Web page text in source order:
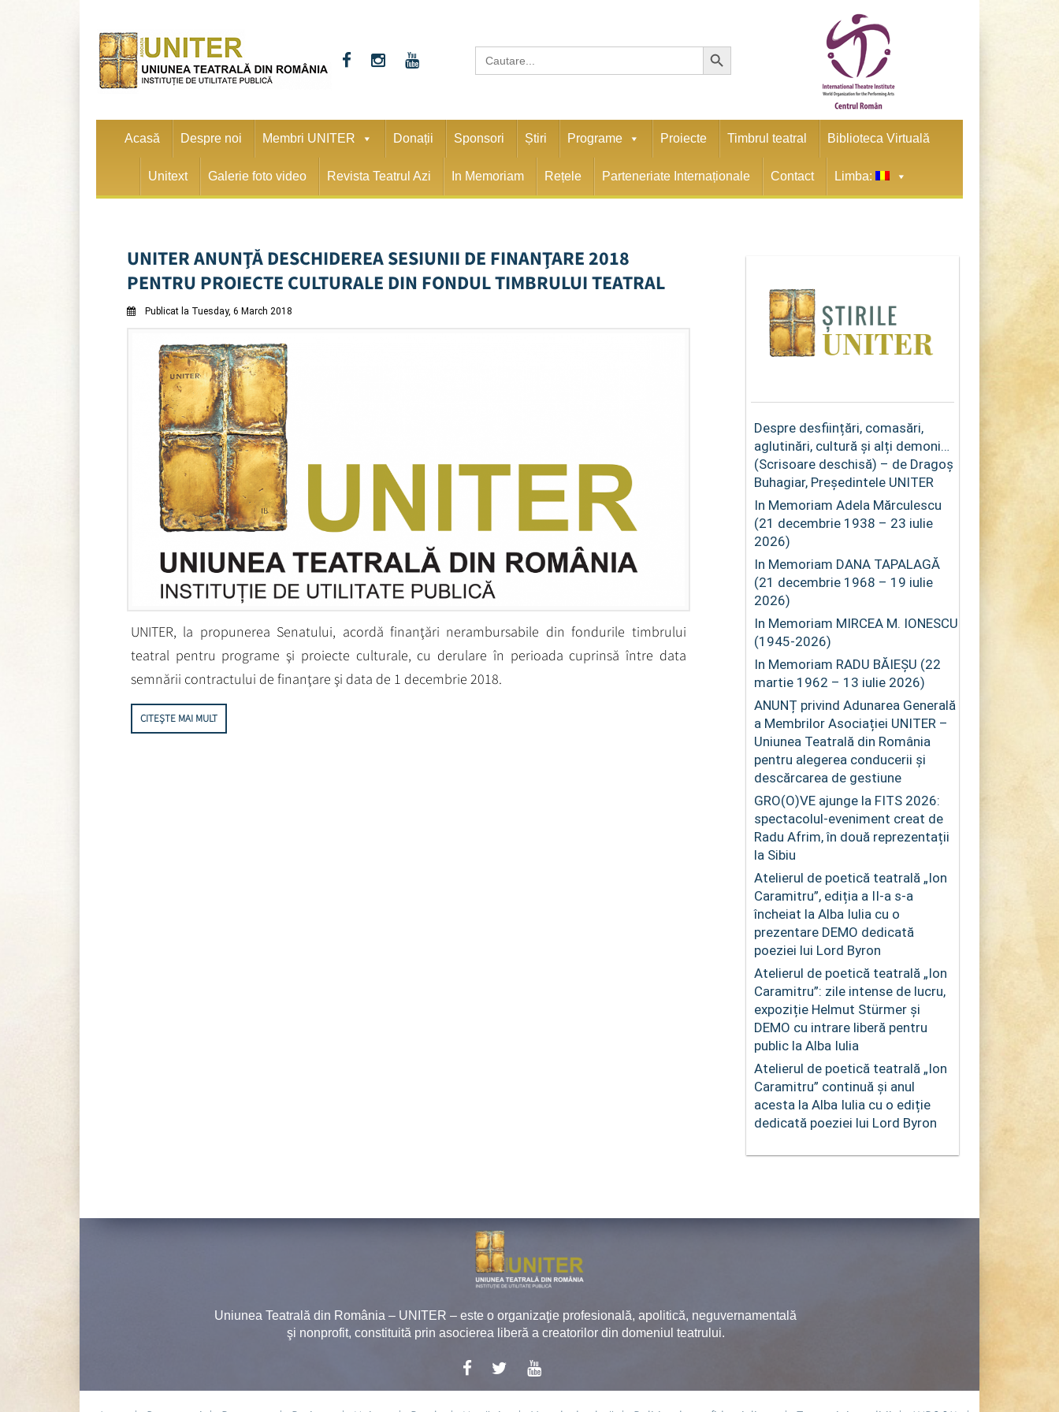
Search
for:
Search Button
Acasă Despre noi Membri UNITER Donații Sponsori Știri Programe Proiecte Timbrul teatral Biblioteca Virtuală
Unitext Galerie foto video Revista Teatrul Azi In Memoriam Rețele Parteneriate Internaționale Contact Limba:
UNITER ANUNŢĂ DESCHIDEREA SESIUNII DE FINANŢARE 2018
PENTRU PROIECTE CULTURALE DIN FONDUL TIMBRULUI TEATRAL
Publicat la Tuesday, 6 March 2018
UNITER, la propunerea Senatului, acordă finanţări nerambursabile din fondurile timbrului
teatral pentru programe şi proiecte culturale, cu derulare în perioada cuprinsă între data
semnării contractului de finanţare şi data de 1 decembrie 2018.
CITEȘTE MAI MULT
Despre desființări, comasări,
aglutinări, cultură și alți demoni…
(Scrisoare deschisă) – de Dragoș
Buhagiar, Președintele UNITER
In Memoriam Adela Mărculescu
(21 decembrie 1938 – 23 iulie
2026)
In Memoriam DANA TAPALAGĂ
(21 decembrie 1968 – 19 iulie
2026)
In Memoriam MIRCEA M. IONESCU
(1945-2026)
In Memoriam RADU BĂIEȘU (22
martie 1962 – 13 iulie 2026)
ANUNȚ privind Adunarea Generală
a Membrilor Asociației UNITER –
Uniunea Teatrală din România
pentru alegerea conducerii și
descărcarea de gestiune
GRO(O)VE ajunge la FITS 2026:
spectacolul-eveniment creat de
Radu Afrim, în două reprezentații
la Sibiu
Atelierul de poetică teatrală „Ion
Caramitru”, ediția a II-a s-a
încheiat la Alba Iulia cu o
prezentare DEMO dedicată
poeziei lui Lord Byron
Atelierul de poetică teatrală „Ion
Caramitru”: zile intense de lucru,
expoziție Helmut Stürmer și
DEMO cu intrare liberă pentru
public la Alba Iulia
Atelierul de poetică teatrală „Ion
Caramitru” continuă și anul
acesta la Alba Iulia cu o ediție
dedicată poeziei lui Lord Byron
Uniunea Teatrală din România – UNITER – este o organizaţie profesională, apolitică, neguvernamentală
şi nonprofit, constituită prin asocierea liberă a creatorilor din domeniul teatrului.